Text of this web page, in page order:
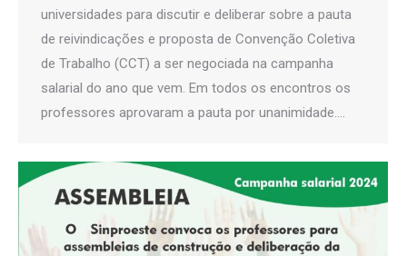
universidades para discutir e deliberar sobre a pauta
de reivindicações e proposta de Convenção Coletiva
de Trabalho (CCT) a ser negociada na campanha
salarial do ano que vem. Em todos os encontros os
professores aprovaram a pauta por unanimidade.…